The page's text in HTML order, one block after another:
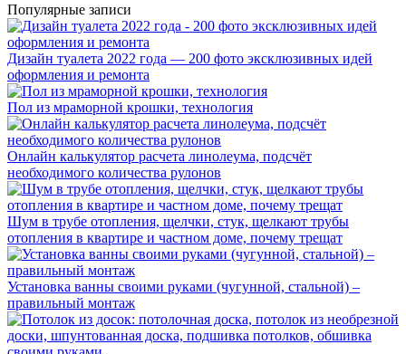
Популярные записи
Дизайн туалета 2022 года — 200 фото эксклюзивных идей
оформления и ремонта
Пол из мраморной крошки, технология
Онлайн калькулятор расчета линолеума, подсчёт
необходимого количества рулонов
Шум в трубе отопления, щелчки, стук, щелкают трубы
отопления в квартире и частном доме, почему трещат
Установка ванны своими руками (чугунной, стальной) –
правильный монтаж